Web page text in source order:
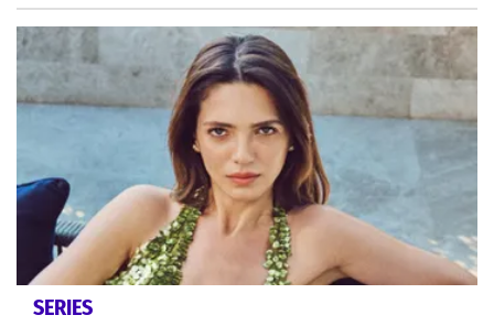
SERIES